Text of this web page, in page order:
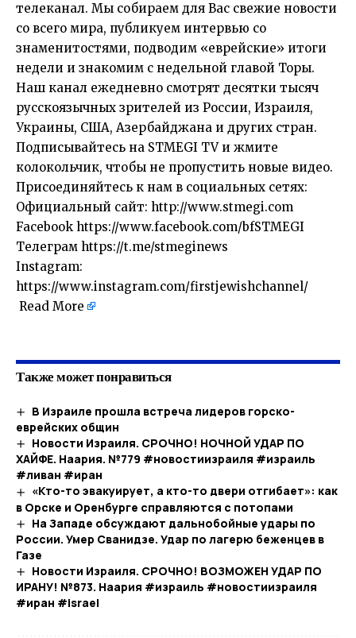
телеканал. Мы собираем для Вас свежие новости
со всего мира, публикуем интервью со
знаменитостями, подводим «еврейские» итоги
недели и знакомим с недельной главой Торы.
Наш канал ежедневно смотрят десятки тысяч
русскоязычных зрителей из России, Израиля,
Украины, США, Азербайджана и других стран.
Подписывайтесь на STMEGI TV и жмите
колокольчик, чтобы не пропустить новые видео.
Присоединяйтесь к нам в социальных сетях:
Официальный сайт: http://www.stmegi.com
Facebook https://www.facebook.com/bfSTMEGI
Телеграм https://t.me/stmeginews
Instagram:
https://www.instagram.com/firstjewishchannel/
Read More
Также может понравиться
В Израиле прошла встреча лидеров горско-
еврейских общин
Новости Израиля. СРОЧНО! НОЧНОЙ УДАР ПО
ХАЙФЕ. Наария. №779 #новостиизраиля #израиль
#ливан #иран
«Кто-то эвакуирует, а кто-то двери отгибает»: как
в Орске и Оренбурге справляются с потопами
На Западе обсуждают дальнобойные удары по
России. Умер Сванидзе. Удар по лагерю беженцев в
Газе
Новости Израиля. СРОЧНО! ВОЗМОЖЕН УДАР ПО
ИРАНУ! №873. Наария #израиль #новостиизраиля
#иран #israel